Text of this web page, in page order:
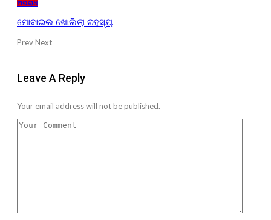
ଅପରାଧ
ମୋବାଇଲ ଖୋଲିଲା ରହସ୍ୟ
PrevNext
Leave A Reply
Your email address will not be published.